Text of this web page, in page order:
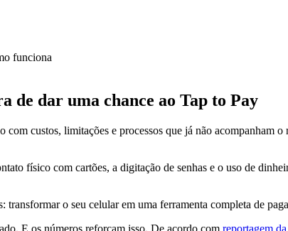
de dar uma chance ao Tap to Pay
com custos, limitações e processos que já não
físico com cartões, a digitação de senhas e o uso de
o seu celular em uma ferramenta completa de
E os números reforçam isso. De acordo com reportagem